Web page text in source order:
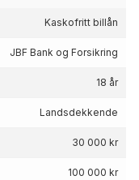
Kaskofritt billån
JBF Bank og Forsikring
18 år
Landsdekkende
30 000 kr
100 000 kr